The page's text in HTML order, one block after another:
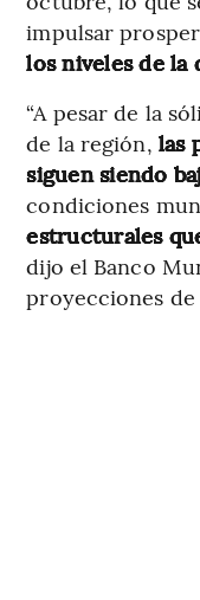
impulsar
los niveles de la
“A pesar de la
de la región, las
siguen siendo
condiciones
estructurales
dijo el Banco
proyecciones